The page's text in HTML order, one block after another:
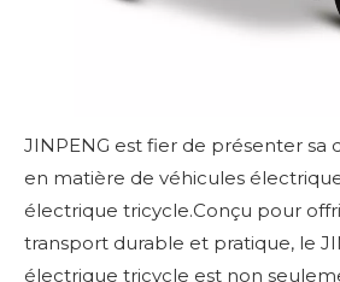
JINPENG est fier de présenter sa
en matière de véhicules
électrique tricycle.Conçu pour
transport durable et pratique, le
électrique tricycle est non